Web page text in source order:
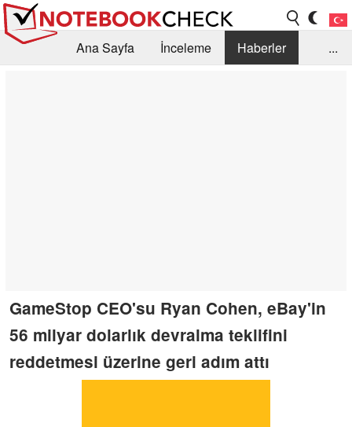
Ana Sayfa İnceleme
Haberler
...
GameStop CEO'su Ryan Cohen, eBay'in
56 milyar dolarlık devralma teklifini
reddetmesi üzerine geri adım attı